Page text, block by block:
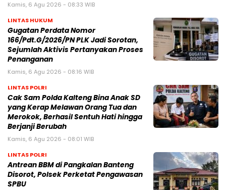
Kamis, 6 Agu 2026 - 08:33 WIB
LINTAS HUKUM
Gugatan Perdata Nomor
166/Pdt.G/2026/PN PLK Jadi Sorotan,
Sejumlah Aktivis Pertanyakan Proses
Penanganan
Kamis, 6 Agu 2026 - 08:16 WIB
LINTAS POLRI
Cak Sam Polda Kalteng Bina Anak SD
yang Kerap Melawan Orang Tua dan
Merokok, Berhasil Sentuh Hati hingga
Berjanji Berubah
Kamis, 6 Agu 2026 - 08:01 WIB
LINTAS POLRI
Antrean BBM di Pangkalan Banteng
Disorot, Polsek Perketat Pengawasan
SPBU